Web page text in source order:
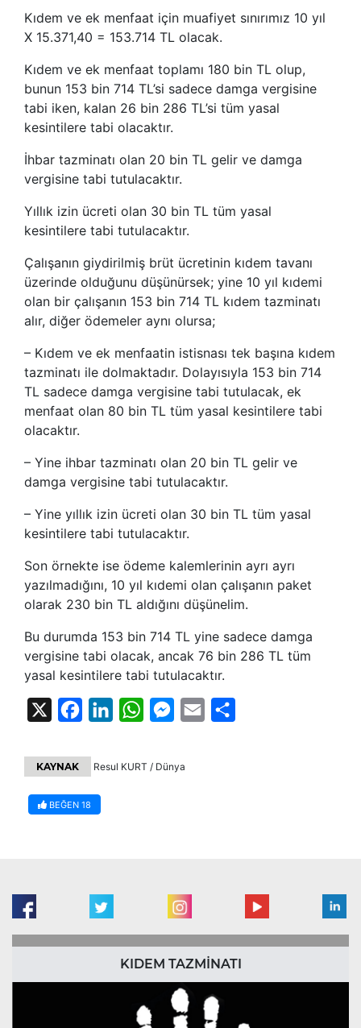
Kıdem ve ek menfaat için muafiyet sınırımız 10 yıl
X 15.371,40 = 153.714 TL olacak.
Kıdem ve ek menfaat toplamı 180 bin TL olup,
bunun 153 bin 714 TL’si sadece damga vergisine
tabi iken, kalan 26 bin 286 TL’si tüm yasal
kesintilere tabi olacaktır.
İhbar tazminatı olan 20 bin TL gelir ve damga
vergisine tabi tutulacaktır.
Yıllık izin ücreti olan 30 bin TL tüm yasal
kesintilere tabi tutulacaktır.
Çalışanın giydirilmiş brüt ücretinin kıdem tavanı
üzerinde olduğunu düşünürsek; yine 10 yıl kıdemi
olan bir çalışanın 153 bin 714 TL kıdem tazminatı
alır, diğer ödemeler aynı olursa;
– Kıdem ve ek menfaatin istisnası tek başına kıdem
tazminatı ile dolmaktadır. Dolayısıyla 153 bin 714
TL sadece damga vergisine tabi tutulacak, ek
menfaat olan 80 bin TL tüm yasal kesintilere tabi
olacaktır.
– Yine ihbar tazminatı olan 20 bin TL gelir ve
damga vergisine tabi tutulacaktır.
– Yine yıllık izin ücreti olan 30 bin TL tüm yasal
kesintilere tabi tutulacaktır.
Son örnekte ise ödeme kalemlerinin ayrı ayrı
yazılmadığını, 10 yıl kıdemi olan çalışanın paket
olarak 230 bin TL aldığını düşünelim.
Bu durumda 153 bin 714 TL yine sadece damga
vergisine tabi olacak, ancak 76 bin 286 TL tüm
yasal kesintilere tabi tutulacaktır.
FacebookLinkedInWhatsAppMessenger
Email
KAYNAK Resul KURT / Dünya
BEĞEN 18
KIDEM TAZMİNATI